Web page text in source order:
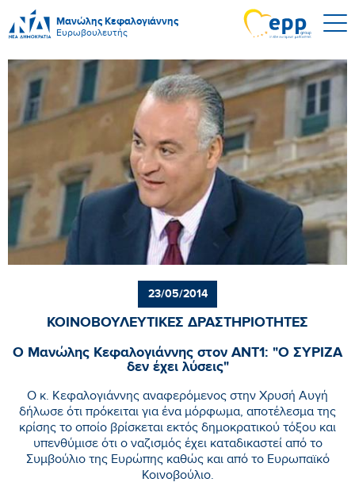
Μανώλης Κεφαλογιάννης
Ευρωβουλευτής
23/05/2014
ΚΟΙΝΟΒΟΥΛΕΥΤΙΚΕΣ ΔΡΑΣΤΗΡΙΟΤΗΤΕΣ
Ο Μανώλης Κεφαλογιάννης στον ΑΝΤ1: "Ο ΣΥΡΙΖΑ
δεν έχει λύσεις"
Ο κ. Κεφαλογιάννης αναφερόμενος στην Χρυσή Αυγή
δήλωσε ότι πρόκειται για ένα μόρφωμα, αποτέλεσμα της
κρίσης το οποίο βρίσκεται εκτός δημοκρατικού τόξου και
υπενθύμισε ότι ο ναζισμός έχει καταδικαστεί από το
Συμβούλιο της Ευρώπης καθώς και από το Ευρωπαϊκό
Κοινοβούλιο.